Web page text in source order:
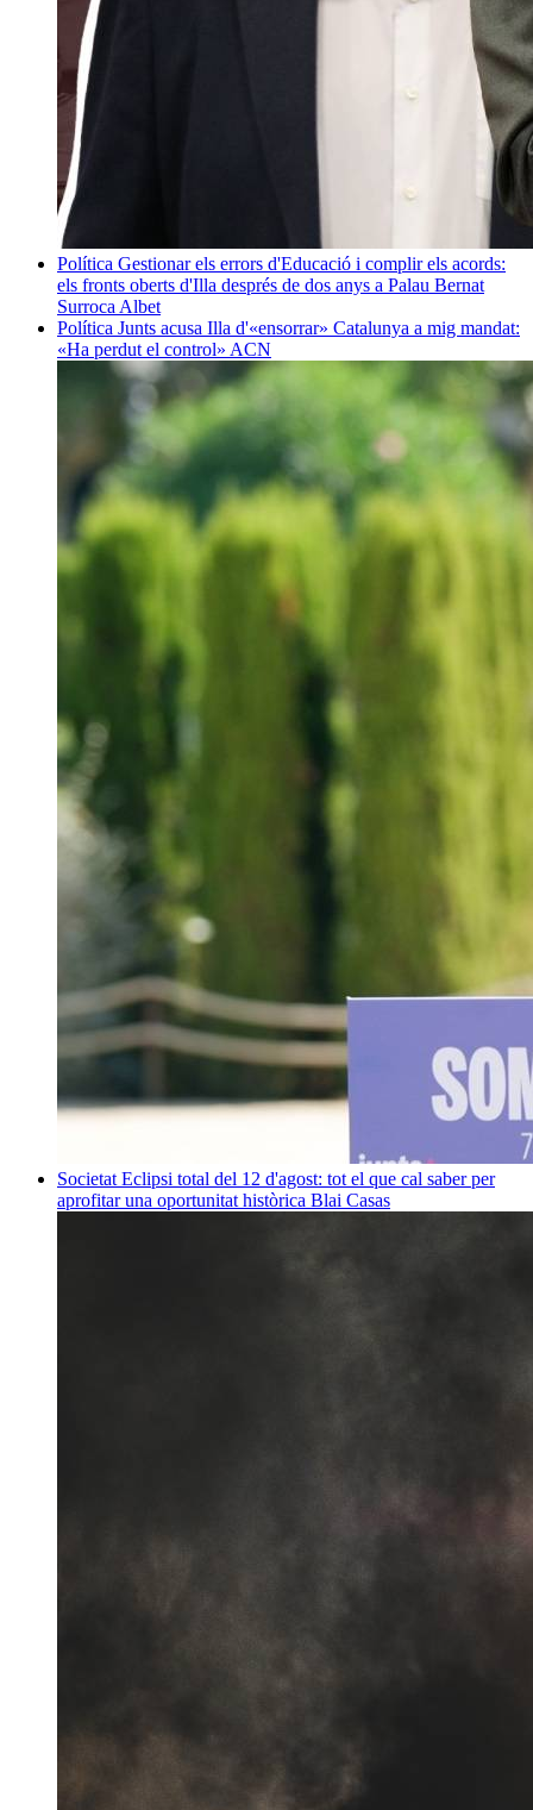
Política Gestionar els errors d'Educació i complir els acords:
els fronts oberts d'Illa després de dos anys a Palau Bernat
Surroca Albet
Política Junts acusa Illa d'«ensorrar» Catalunya a mig mandat:
«Ha perdut el control» ACN
Societat Eclipsi total del 12 d'agost: tot el que cal saber per
aprofitar una oportunitat històrica Blai Casas